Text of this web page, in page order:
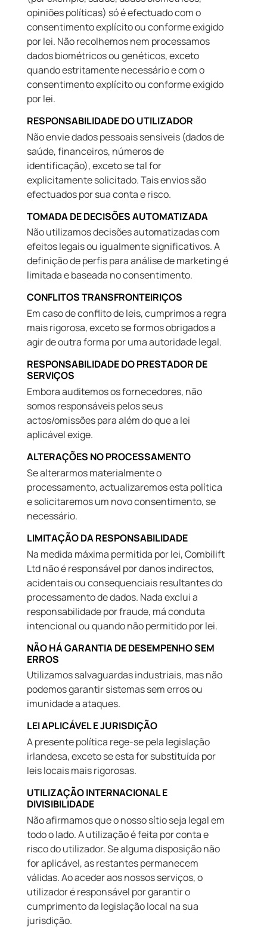
opiniões políticas) só é efectuado com o
consentimento explícito ou conforme exigido
por lei. Não recolhemos nem processamos
dados biométricos ou genéticos, exceto
quando estritamente necessário e com o
consentimento explícito ou conforme exigido
por lei.
RESPONSABILIDADE DO UTILIZADOR
Não envie dados pessoais sensíveis (dados de
saúde, financeiros, números de
identificação), exceto se tal for
explicitamente solicitado. Tais envios são
efectuados por sua conta e risco.
TOMADA DE DECISÕES AUTOMATIZADA
Não utilizamos decisões automatizadas com
efeitos legais ou igualmente significativos. A
definição de perfis para análise de marketing é
limitada e baseada no consentimento.
CONFLITOS TRANSFRONTEIRIÇOS
Em caso de conflito de leis, cumprimos a regra
mais rigorosa, exceto se formos obrigados a
agir de outra forma por uma autoridade legal.
RESPONSABILIDADE DO PRESTADOR DE
SERVIÇOS
Embora auditemos os fornecedores, não
somos responsáveis pelos seus
actos/omissões para além do que a lei
aplicável exige.
ALTERAÇÕES NO PROCESSAMENTO
Se alterarmos materialmente o
processamento, actualizaremos esta política
e solicitaremos um novo consentimento, se
necessário.
LIMITAÇÃO DA RESPONSABILIDADE
Na medida máxima permitida por lei, Combilift
Ltd não é responsável por danos indirectos,
acidentais ou consequenciais resultantes do
processamento de dados. Nada exclui a
responsabilidade por fraude, má conduta
intencional ou quando não permitido por lei.
NÃO HÁ GARANTIA DE DESEMPENHO SEM
ERROS
Utilizamos salvaguardas industriais, mas não
podemos garantir sistemas sem erros ou
imunidade a ataques.
LEI APLICÁVEL E JURISDIÇÃO
A presente política rege-se pela legislação
irlandesa, exceto se esta for substituída por
leis locais mais rigorosas.
UTILIZAÇÃO INTERNACIONAL E
DIVISIBILIDADE
Não afirmamos que o nosso sítio seja legal em
todo o lado. A utilização é feita por conta e
risco do utilizador. Se alguma disposição não
for aplicável, as restantes permanecem
válidas. Ao aceder aos nossos serviços, o
utilizador é responsável por garantir o
cumprimento da legislação local na sua
jurisdição.